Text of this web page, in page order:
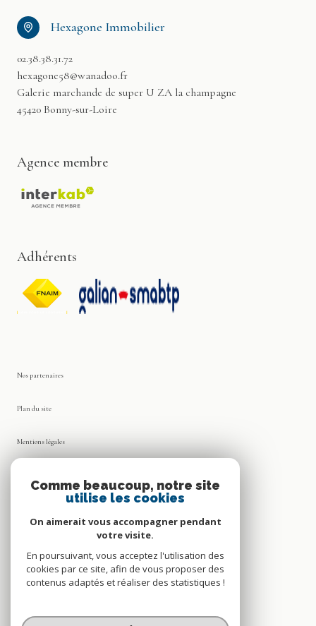
Hexagone Immobilier
02.38.38.31.72
hexagone58@wanadoo.fr
Galerie marchande de super U ZA la champagne
45420 Bonny-sur-Loire
Agence membre
Adhérents
Nos partenaires
Plan du site
Mentions légales
Cookies
© 2026 | Tous droits réservés
Comme beaucoup, notre site
utilise les cookies
On aimerait vous accompagner pendant
votre visite.
En poursuivant, vous acceptez l'utilisation des
cookies par ce site, afin de vous proposer des
contenus adaptés et réaliser des statistiques !